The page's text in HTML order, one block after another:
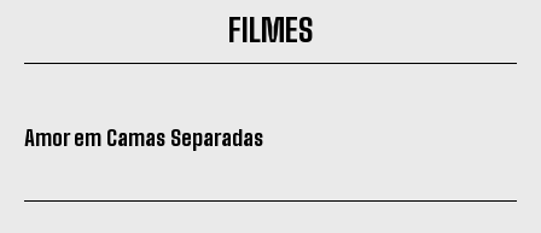
FILMES
Amor em Camas Separadas